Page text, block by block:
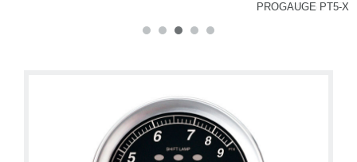
PROGAUGE PT5-X
PROGAUGE PTX